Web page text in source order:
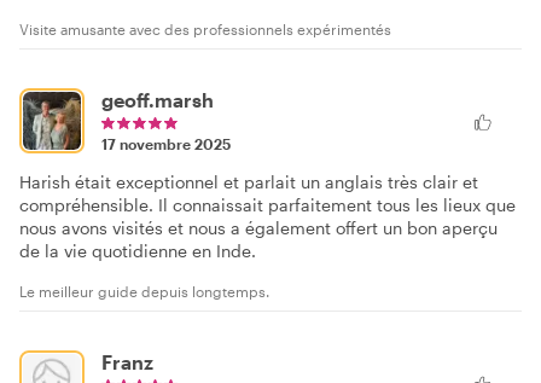
Visite amusante avec des professionnels expérimentés
geoff.marsh
17 novembre 2025
Harish était exceptionnel et parlait un anglais très clair et
compréhensible. Il connaissait parfaitement tous les lieux que
nous avons visités et nous a également offert un bon aperçu
de la vie quotidienne en Inde.
Le meilleur guide depuis longtemps.
Franz